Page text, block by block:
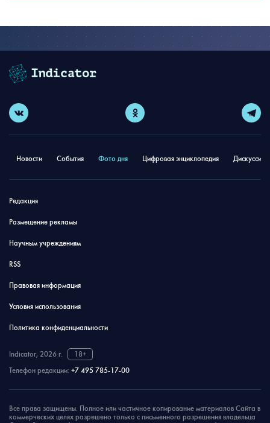
Новости События Фото дня Цифровая энциклопедия
Редакция
Размещение рекламы
Научным учреждениям
RSS
Правовая информация
Условия использования
Политика конфиденциальности
Indicator, 2026 г.
18+
Телефон редакции: +7 495 785-17-00
Все права защищены. Полное или частичное копирование материалов Сайта в
коммерческих целях разрешено только с письменного разрешения владельца